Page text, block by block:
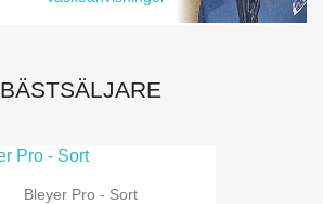
BÄSTSÄLJARE
Bleyer Pro - Sort